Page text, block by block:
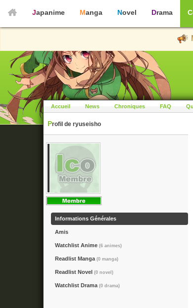
Japanime Manga Novel Drama
Accueil News Chroniques FAQ
Profil de ryuseisho
Informations Générales
Amis
Watchlist Anime (6 animes)
Readlist Manga (0 manga)
Readlist Novel (0 novel)
Watchlist Drama (0 drama)